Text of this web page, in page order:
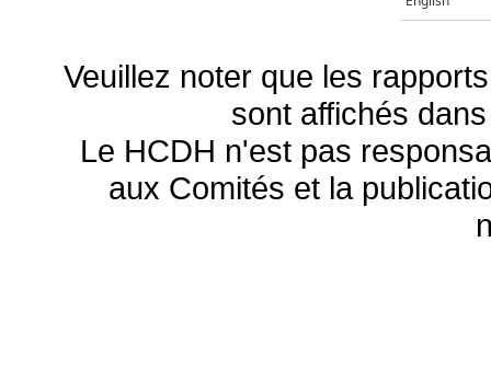
Veuillez noter que les
sont affichés
Le HCDH n'est pas
aux Comités et la